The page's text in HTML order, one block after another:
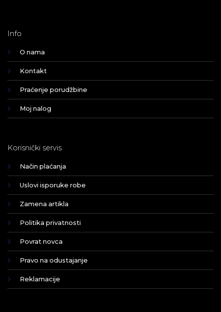
Info
O nama
Kontakt
Praćenje porudžbine
Moj nalog
Korisnički servis
Način plaćanja
Uslovi isporuke robe
Zamena artikla
Politika privatnosti
Povrat novca
Pravo na odustajanje
Reklamacije